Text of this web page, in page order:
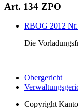
Art. 134 ZPO
RBOG 2012
Die
Obergericht
Copyright